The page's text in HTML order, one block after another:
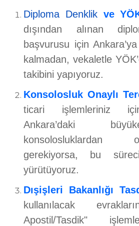
Diploma Denklikve
dışından alınan
başvurusu için
kalmadan, vekaletle
takibini yapıyoruz.
Konsolosluk Onaylı
ticari işlemleriniz
Ankara’daki
konsolosluklardan
gerekiyorsa, bu
yürütüyoruz.
Dışişleri Bakanlığı
kullanılacak
Apostil/Tasdik"